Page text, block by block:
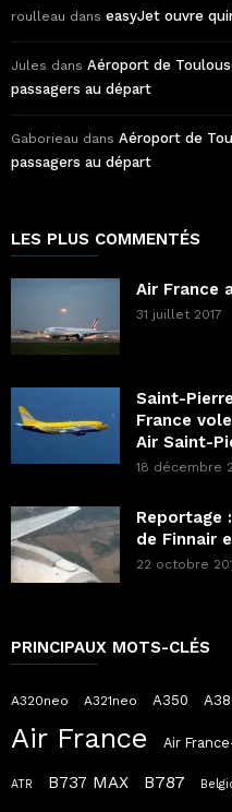
roulleau dans easyJet ouvre
Jules dans Aéroport de
passagers au départ
Gaborieau dans Aéroport de
passagers au départ
LES PLUS COMMENTÉS
Air France
31 juillet 2017
Saint-
France
Air Saint-
18 décembre
Reportage
de Finnair
22 octobre
PRINCIPAUX MOTS-CLÉS
A320neo A321neo A350
Air France Air
ATR B737 MAX B787